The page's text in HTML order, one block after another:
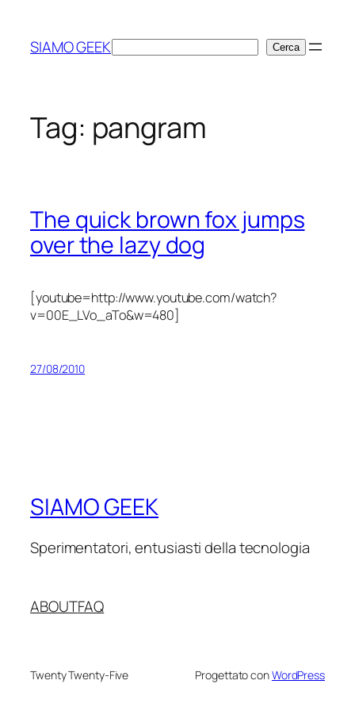
contenuto
SIAMO GEEKCerca Cerca
Tag: pangram
The quick brown fox jumps
over the lazy dog
[youtube=http://www.youtube.com/watch?
v=00E_LVo_aTo&w=480]
27/08/2010
SIAMO GEEK
Sperimentatori, entusiasti della tecnologia
ABOUTFAQ
Twenty Twenty-Five Progettato conWordPress